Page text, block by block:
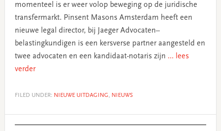
momenteel is er weer volop beweging op de juridische
transfermarkt. Pinsent Masons Amsterdam heeft een
nieuwe legal director, bij Jaeger Advocaten–
belastingkundigen is een kersverse partner aangesteld en
twee advocaten en een kandidaat-notaris zijn ... lees
verder
FILED UNDER: NIEUWE UITDAGING, NIEUWS
Primary